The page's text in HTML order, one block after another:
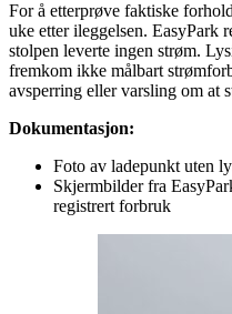
For å etterprøve faktiske
uke etter ileggelsen. EasyPark
stolpen leverte ingen strøm.
fremkom ikke målbart
avsperring eller varsling om at
Dokumentasjon:
Foto av ladepunkt uten
Skjermbilder fra
registrert forbruk